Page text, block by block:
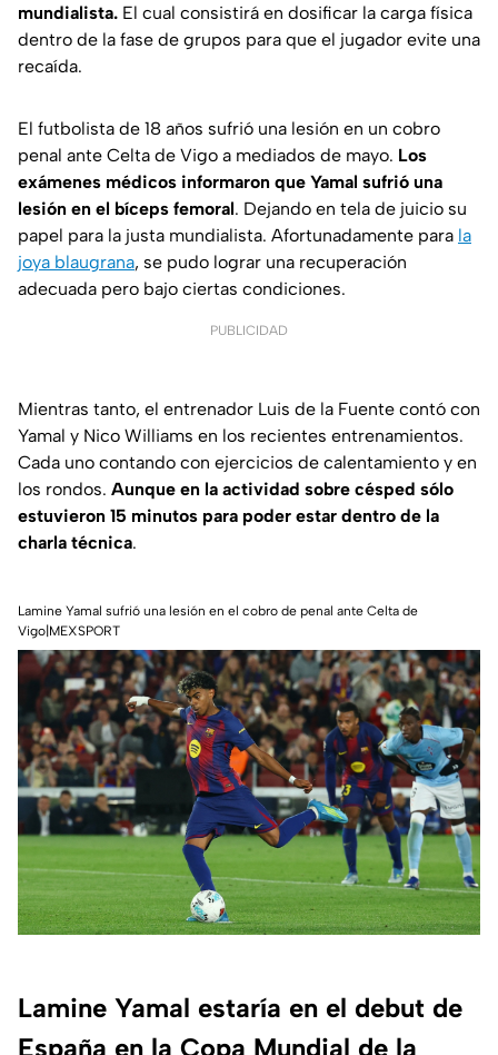
mundialista. El cual consistirá en dosificar la carga física
dentro de la fase de grupos para que el jugador evite una
recaída.
El futbolista de 18 años sufrió una lesión en un cobro
penal ante Celta de Vigo a mediados de mayo. Los
exámenes médicos informaron que Yamal sufrió una
lesión en el bíceps femoral. Dejando en tela de juicio su
papel para la justa mundialista. Afortunadamente para la
joya blaugrana, se pudo lograr una recuperación
adecuada pero bajo ciertas condiciones.
PUBLICIDAD
Mientras tanto, el entrenador Luis de la Fuente contó con
Yamal y Nico Williams en los recientes entrenamientos.
Cada uno contando con ejercicios de calentamiento y en
los rondos. Aunque en la actividad sobre césped sólo
estuvieron 15 minutos para poder estar dentro de la
charla técnica.
Lamine Yamal sufrió una lesión en el cobro de penal ante Celta de
Vigo|MEXSPORT
Lamine Yamal estaría en el debut de
España en la Copa Mundial de la